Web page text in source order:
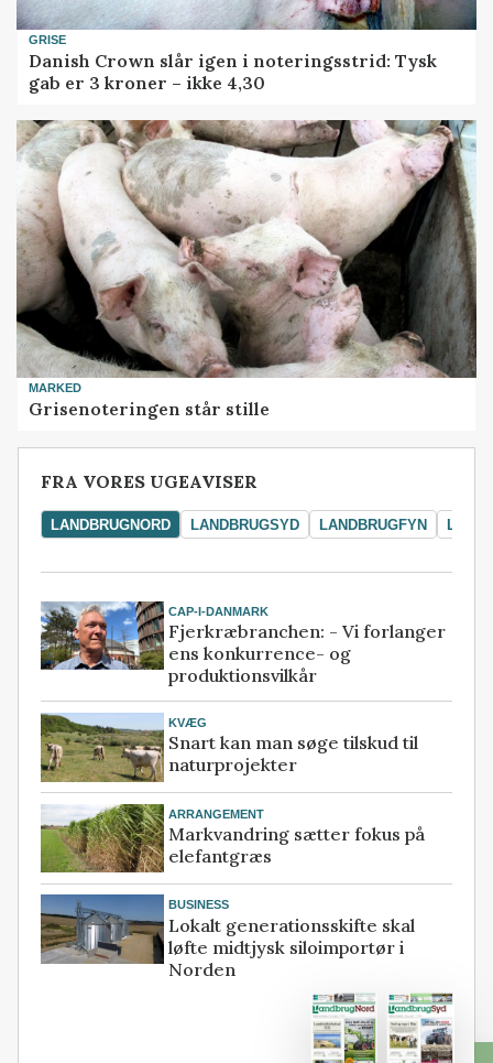
GRISE
Danish Crown slår igen i noteringsstrid: Tysk
gab er 3 kroner – ikke 4,30
MARKED
Grisenoteringen står stille
FRA VORES UGEAVISER
LANDBRUGNORD LANDBRUGSYD LANDBRUGFYN
CAP-I-DANMARK
Fjerkræbranchen: - Vi forlanger
ens konkurrence- og
produktionsvilkår
KVÆG
Snart kan man søge tilskud til
naturprojekter
ARRANGEMENT
Markvandring sætter fokus på
elefantgræs
BUSINESS
Lokalt generationsskifte skal
løfte midtjysk siloimportør i
Norden